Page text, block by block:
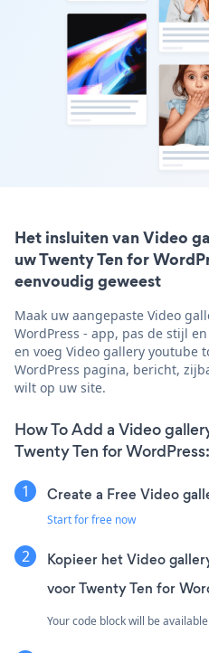
Het insluiten van Video
uw Twenty Ten for
eenvoudig geweest
Maak uw aangepaste Video
WordPress - app, pas de stijl
en voeg Video gallery youtube
WordPress pagina, bericht,
wilt op uw site.
How To Add a Video
Twenty Ten for WordPress:
Create a Free Video
Start for free now
Kopieer het Video
voor Twenty Ten for
Your code block will be